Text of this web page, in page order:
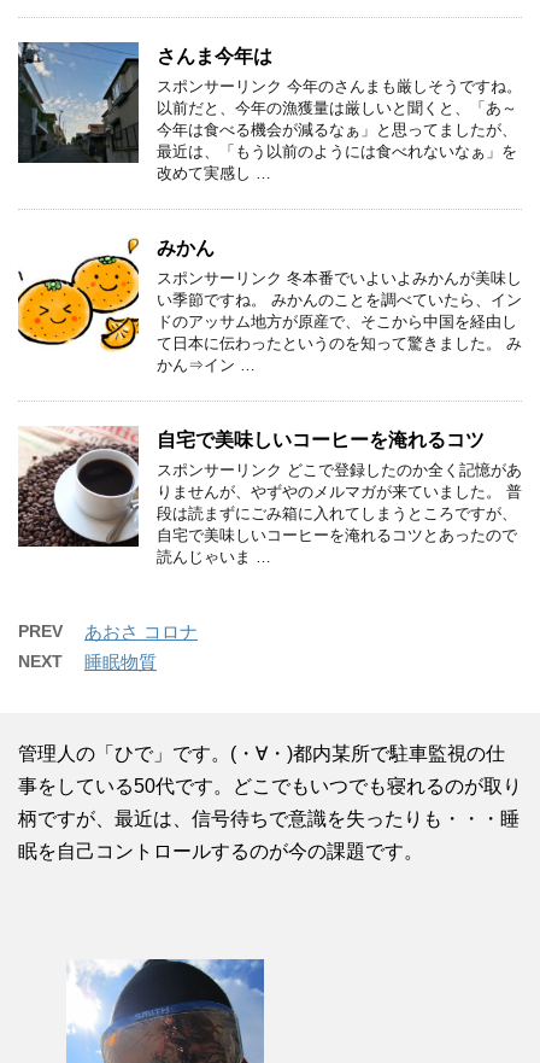
さんま今年は
スポンサーリンク 今年のさんまも厳しそうですね。
以前だと、今年の漁獲量は厳しいと聞くと、「あ～
今年は食べる機会が減るなぁ」と思ってましたが、
最近は、「もう以前のようには食べれないなぁ」を
改めて実感し …
みかん
スポンサーリンク 冬本番でいよいよみかんが美味し
い季節ですね。 みかんのことを調べていたら、イン
ドのアッサム地方が原産で、そこから中国を経由し
て日本に伝わったというのを知って驚きました。 み
かん⇒イン …
自宅で美味しいコーヒーを淹れるコツ
スポンサーリンク どこで登録したのか全く記憶があ
りませんが、やずやのメルマガが来ていました。 普
段は読まずにごみ箱に入れてしまうところですが、
自宅で美味しいコーヒーを淹れるコツとあったので
読んじゃいま …
PREV あおさ コロナ
NEXT 睡眠物質
管理人の「ひで」です。(・∀・)都内某所で駐車監視の仕
事をしている50代です。どこでもいつでも寝れるのが取り
柄ですが、最近は、信号待ちで意識を失ったりも・・・睡
眠を自己コントロールするのが今の課題です。